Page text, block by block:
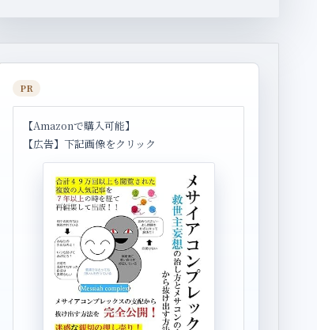
PR
【Amazonで購入可能】
【広告】下記画像をクリック